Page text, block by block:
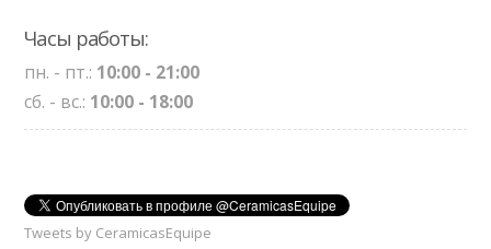
Часы работы:
пн. - пт.: 10:00 - 21:00
сб. - вс.: 10:00 - 18:00
Tweets by CeramicasEquipe